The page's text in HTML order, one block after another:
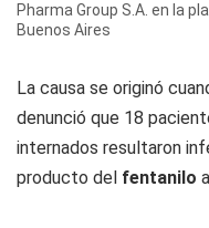
Pharma Group S.A. en la
Buenos Aires
La causa se originó
denunció que 18
internados resultaron
producto del fentanilo